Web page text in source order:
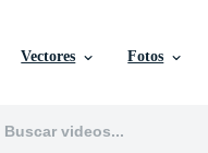
Vectores Fotos